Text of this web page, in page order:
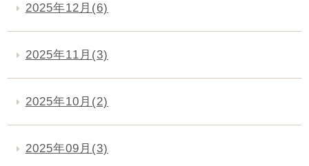
2025年12月(6)
2025年11月(3)
2025年10月(2)
2025年09月(3)